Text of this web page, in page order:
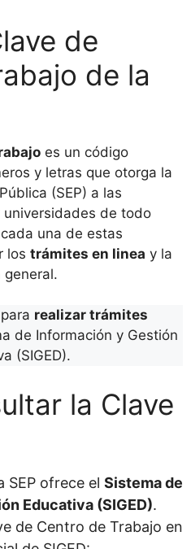
de
de la
es un código
y letras que otorga la
(SEP) a las
universidades de todo
una de estas
los trámites en linea y la
realizar trámites
de Información y Gestión
(SIGED).
la Clave
SEP ofrece el Sistema de
Educativa (SIGED).
de Centro de Trabajo en